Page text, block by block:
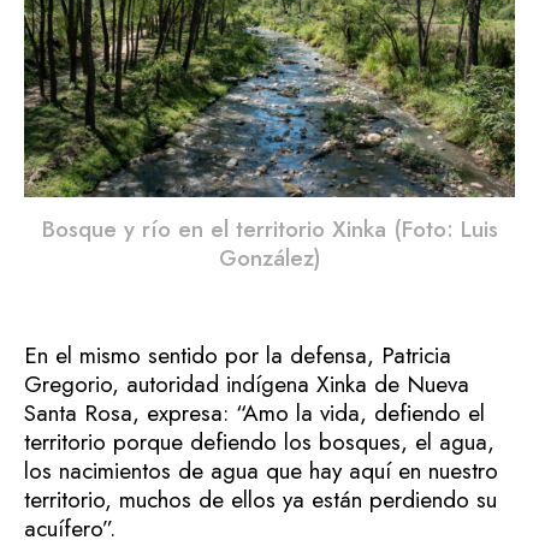
Bosque y río en el territorio Xinka (Foto: Luis
González)
En el mismo sentido por la defensa, Patricia
Gregorio, autoridad indígena Xinka de Nueva
Santa Rosa, expresa: “Amo la vida, defiendo el
territorio porque defiendo los bosques, el agua,
los nacimientos de agua que hay aquí en nuestro
territorio, muchos de ellos ya están perdiendo su
acuífero”.